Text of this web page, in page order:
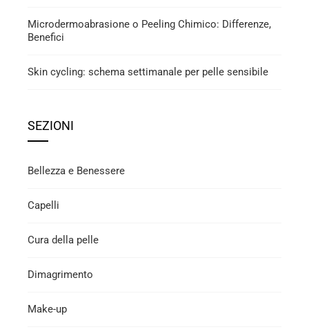
Microdermoabrasione o Peeling Chimico: Differenze,
Benefici
Skin cycling: schema settimanale per pelle sensibile
SEZIONI
Bellezza e Benessere
Capelli
Cura della pelle
Dimagrimento
Make-up